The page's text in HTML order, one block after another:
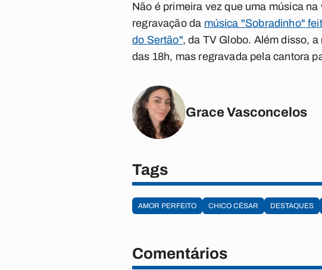
Não é primeira vez que uma música
regravação da música "Sobradinho"
do Sertão", da TV Globo. Além disso,
das 18h, mas regravada pela cantora
Grace Vasconcelos
Tags
AMOR PERFEITO CHICO CÉSAR DESTAQUES
Comentários